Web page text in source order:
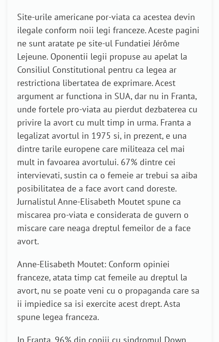
Site-urile americane por-viata ca acestea devin
ilegale conform noii legi franceze. Aceste pagini
ne sunt aratate pe site-ul Fundatiei Jérôme
Lejeune. Oponentii legii propuse au apelat la
Consiliul Constitutional pentru ca legea ar
restrictiona libertatea de exprimare. Acest
argument ar functiona in SUA, dar nu in Franta,
unde fortele pro-viata au pierdut dezbaterea cu
privire la avort cu mult timp in urma. Franta a
legalizat avortul in 1975 si, in prezent, e una
dintre tarile europene care militeaza cel mai
mult in favoarea avortului. 67% dintre cei
intervievati, sustin ca o femeie ar trebui sa aiba
posibilitatea de a face avort cand doreste.
Jurnalistul Anne-Elisabeth Moutet spune ca
miscarea pro-viata e considerata de guvern o
miscare care neaga dreptul femeilor de a face
avort.
Anne-Elisabeth Moutet: Conform opiniei
franceze, atata timp cat femeile au dreptul la
avort, nu se poate veni cu o propaganda care sa
ii impiedice sa isi exercite acest drept. Asta
spune legea franceza.